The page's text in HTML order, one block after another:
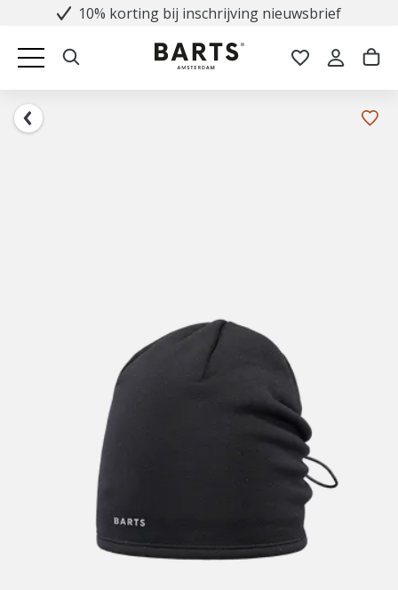
10% korting bij inschrijving nieuwsbrief